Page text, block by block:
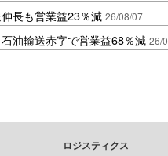
長も営業益23％減 26/08/07
油輸送赤字で営業益68％減 26/
ロジスティクス